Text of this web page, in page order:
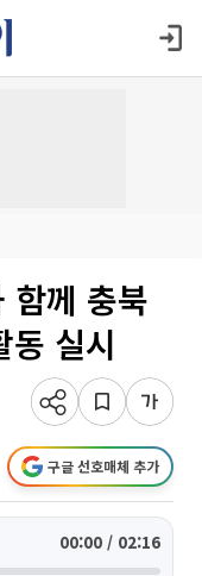
함께 충북
동 실시
구글 선호매체 추가
00:00 / 02:16